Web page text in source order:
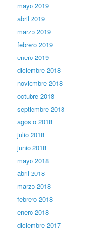
mayo 2019
abril 2019
marzo 2019
febrero 2019
enero 2019
diciembre 2018
noviembre 2018
octubre 2018
septiembre 2018
agosto 2018
julio 2018
junio 2018
mayo 2018
abril 2018
marzo 2018
febrero 2018
enero 2018
diciembre 2017